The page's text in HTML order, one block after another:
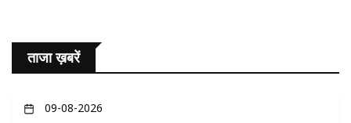
ताजा ख़बरें
09-08-2026